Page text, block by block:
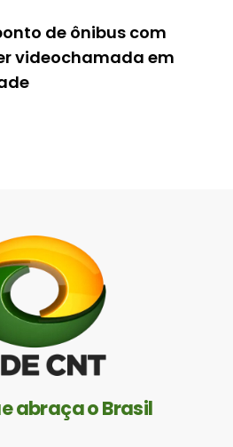
de ônibus com
videochamada em
abraça o Brasil